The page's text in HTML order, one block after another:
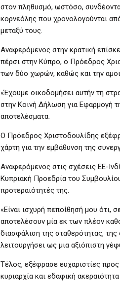
στον πληθυσμό, ωστόσο,
κορνεόλης που χρονολογούνται
μεταξύ τους.
Αναφερόμενος στην κρατική
πέρσι στην Κύπρο, ο Πρόεδρος
των δύο χωρών, καθώς και την
«Έχουμε οικοδομήσει αυτήν τη
στην Κοινή Δήλωση για Εφαρμογή
αποτελέσματα.
Ο Πρόεδρος Χριστοδουλίδης
χάρτη για την εμβάθυνση της
Αναφερόμενος στις σχέσεις ΕΕ-
Κυπριακή Προεδρία του
προτεραιότητές της.
«Είναι ισχυρή πεποίθησή μου ότι,
αποτελέσουν μία εκ των πλέον
διασφάλιση της σταθερότητας,
λειτουργήσει ως μια αξιόπιστη
Τέλος, εξέφρασε ευχαριστίες
κυριαρχία και εδαφική